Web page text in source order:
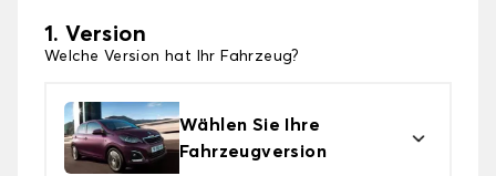
1. Version
Welche Version hat Ihr Fahrzeug?
Wählen Sie Ihre
Fahrzeugversion